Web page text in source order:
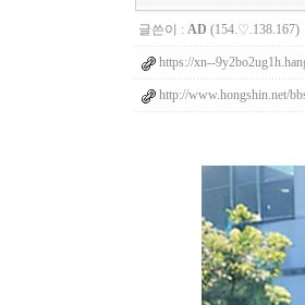
글쓴이 : AD (154.♡.138.167)
https://xn--
http://www.hongshin.net/